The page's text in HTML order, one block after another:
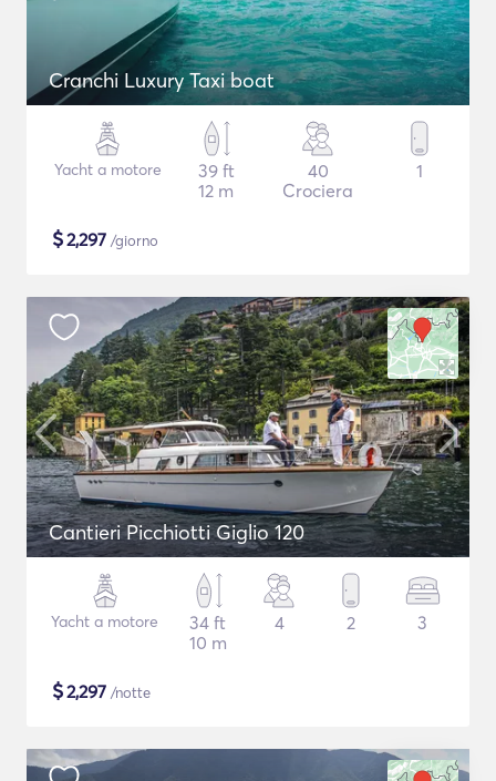
Cranchi Luxury Taxi boat
Yacht a motore
39 ft
12 m
40
Crociera
1
$2,297 /giorno
Cantieri Picchiotti Giglio 120
Yacht a motore
34 ft
10 m
4 2 3
$2,297 /notte